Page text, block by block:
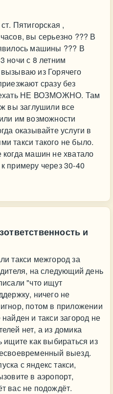
Пятигорская ,
вы серьезно ??? В
машины ??? В
ночи с 8 летним
из Горячего
сразу без
НЕ ВОЗМОЖНО. Там
вы заглушили все
им возможности
оказывайте услуги в
такси такого не было.
машин не хватало
примеру через 30-40
и
такси межгород за
на следующий день
"что ищут
ничего не
потом в приложении
и такси загород не
нет, а из домика
как выбираться из
выезд.
с яндекс такси,
в аэропорт,
вас не подождёт.